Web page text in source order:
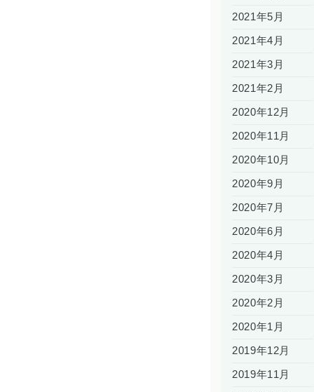
2021年5月
2021年4月
2021年3月
2021年2月
2020年12月
2020年11月
2020年10月
2020年9月
2020年7月
2020年6月
2020年4月
2020年3月
2020年2月
2020年1月
2019年12月
2019年11月